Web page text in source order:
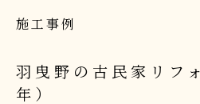
施工事例
羽曳野の古民家リフ
年）